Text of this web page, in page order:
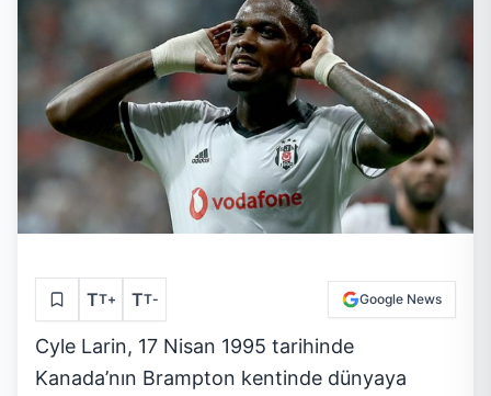
TT+ TT- Google News
Cyle Larin, 17 Nisan 1995 tarihinde
Kanada’nın Brampton kentinde dünyaya